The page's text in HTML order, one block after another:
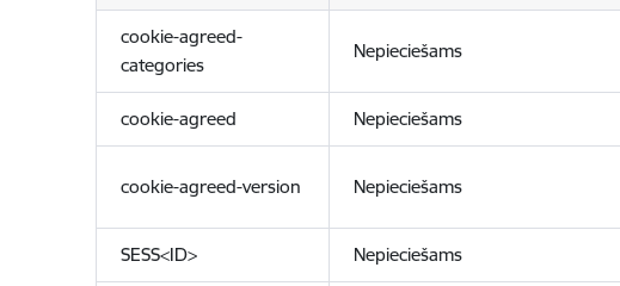
cookie-agreed-
categories
Nepieciešams
cookie-agreed Nepieciešams
cookie-agreed-version Nepieciešams
SESS<ID> Nepieciešams